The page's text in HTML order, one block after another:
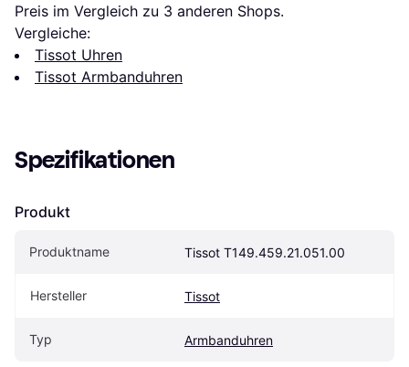
Preis im Vergleich zu 3 anderen Shops.
Vergleiche:
Tissot Uhren
Tissot Armbanduhren
Spezifikationen
Produkt
Produktname Tissot T149.459.21.051.00
Hersteller Tissot
Typ Armbanduhren